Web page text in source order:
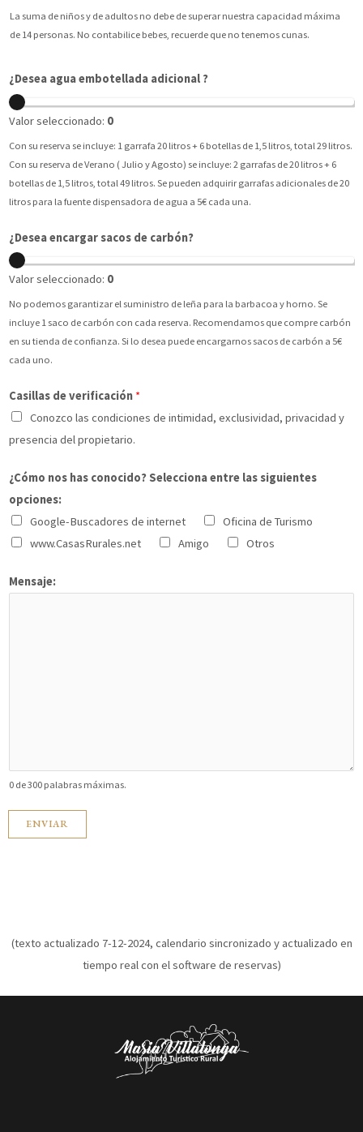
La suma de niños y de adultos no debe de superar nuestra capacidad máxima
de 14 personas. No contabilice bebes, recuerde que no tenemos cunas.
¿Desea agua embotellada adicional ?
Valor seleccionado: 0
Con su reserva se incluye: 1 garrafa 20 litros + 6 botellas de 1,5 litros, total 29 litros.
Con su reserva de Verano ( Julio y Agosto) se incluye: 2 garrafas de 20 litros + 6
botellas de 1,5 litros, total 49 litros. Se pueden adquirir garrafas adicionales de 20
litros para la fuente dispensadora de agua a 5€ cada una.
¿Desea encargar sacos de carbón?
Valor seleccionado: 0
No podemos garantizar el suministro de leña para la barbacoa y horno. Se
incluye 1 saco de carbón con cada reserva. Recomendamos que compre carbón
en su tienda de confianza. Si lo desea puede encargarnos sacos de carbón a 5€
cada uno.
Casillas de verificación *
Conozco las condiciones de intimidad, exclusividad, privacidad y
presencia del propietario.
¿Cómo nos has conocido? Selecciona entre las siguientes
opciones:
Google-Buscadores de internet
Oficina de Turismo
www.CasasRurales.net
Amigo Otros
Mensaje:
0 de 300 palabras máximas.
ENVIAR
(texto actualizado 7-12-2024, calendario sincronizado y actualizado en
tiempo real con el software de reservas)